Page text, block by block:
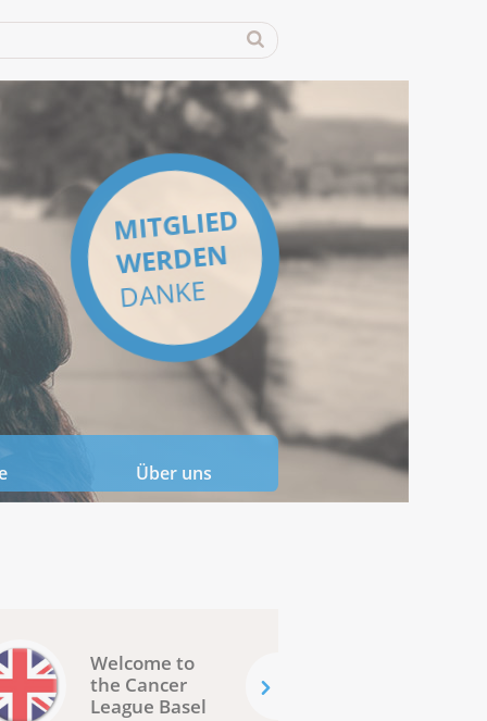
MITGLIED
WERDEN
DANKE
Über uns
Welcome to
the Cancer
League Basel